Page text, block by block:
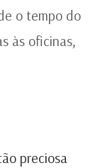
o tempo do
às oficinas,
preciosa